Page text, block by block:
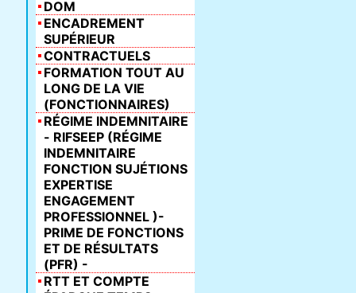
DOM
ENCADREMENT
SUPÉRIEUR
CONTRACTUELS
FORMATION TOUT AU
LONG DE LA VIE
(FONCTIONNAIRES)
RÉGIME INDEMNITAIRE
- RIFSEEP (RÉGIME
INDEMNITAIRE
FONCTION SUJÉTIONS
EXPERTISE
ENGAGEMENT
PROFESSIONNEL )-
PRIME DE FONCTIONS
ET DE RÉSULTATS
(PFR) -
RTT ET COMPTE